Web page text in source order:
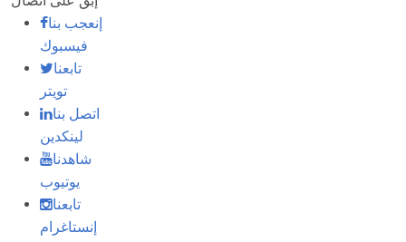
إنعجب بنا
فيسبوك
تابعنا
تويتر
اتصل بنا
لينكدين
شاهدنا
يوتيوب
تابعنا
إنستاغرام